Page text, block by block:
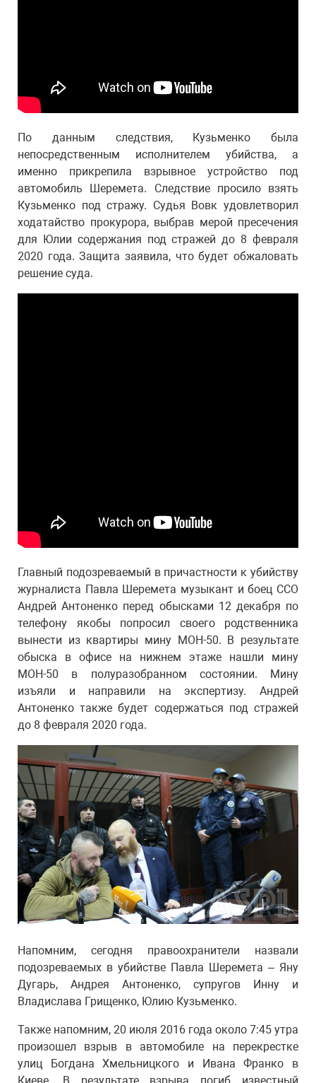
По данным следствия, Кузьменко была
непосредственным исполнителем убийства, а
именно прикрепила взрывное устройство под
автомобиль Шеремета. Следствие просило взять
Кузьменко под стражу. Судья Вовк удовлетворил
ходатайство прокурора, выбрав мерой пресечения
для Юлии содержания под стражей до 8 февраля
2020 года. Защита заявила, что будет обжаловать
решение суда.
Главный подозреваемый в причастности к убийству
журналиста Павла Шеремета музыкант и боец ССО
Андрей Антоненко перед обысками 12 декабря по
телефону якобы попросил своего родственника
вынести из квартиры мину МОН-50. В результате
обыска в офисе на нижнем этаже нашли мину
МОН-50 в полуразобранном состоянии. Мину
изъяли и направили на экспертизу. Андрей
Антоненко также будет содержаться под стражей
до 8 февраля 2020 года.
Напомним, сегодня правоохранители назвали
подозреваемых в убийстве Павла Шеремета – Яну
Дугарь, Андрея Антоненко, супругов Инну и
Владислава Грищенко, Юлию Кузьменко.
Также напомним, 20 июля 2016 года около 7:45 утра
произошел взрыв в автомобиле на перекрестке
улиц Богдана Хмельницкого и Ивана Франко в
Киеве. В результате взрыва погиб известный